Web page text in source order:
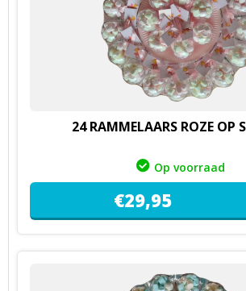
24 RAMMELAARS ROZE OP
Op voorraad
€29,95